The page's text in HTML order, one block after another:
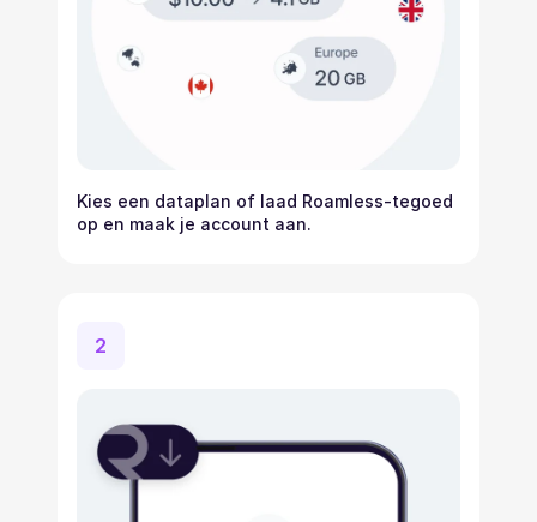
Kies een dataplan of laad Roamless-tegoed
op en maak je account aan.
2